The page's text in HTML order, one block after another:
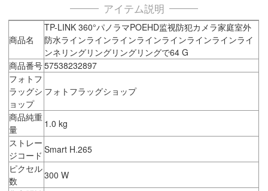
アイテム説明
商品名
TP-LINK 360°パノラマPOEHD监视防犯カメラ家庭室外
防水ラインラインラインラインラインラインラインライ
ンネリングリングリングリングで64 G
商品番号57538232897
フォトフ
ラッグシ
ョップ
フォトフラッグショップ
商品純重
量
1.0 kg
ストレー
ジコード Smart H.265
ピクセル
数
300 W